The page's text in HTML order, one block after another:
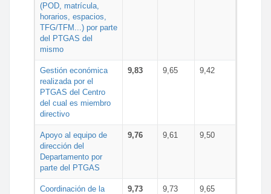
(POD, matrícula,
horarios, espacios,
TFG/TFM...) por parte
del PTGAS del
mismo
Gestión económica
realizada por el
PTGAS del Centro
del cual es miembro
directivo
9,83 9,65 9,42
Apoyo al equipo de
dirección del
Departamento por
parte del PTGAS
9,76 9,61 9,50
Coordinación de la
9,73 9,73 9,65